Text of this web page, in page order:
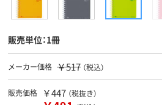
販売単位：1冊
メーカー価格 ￥517 （税込）
販売価格 ￥447 （税抜き）